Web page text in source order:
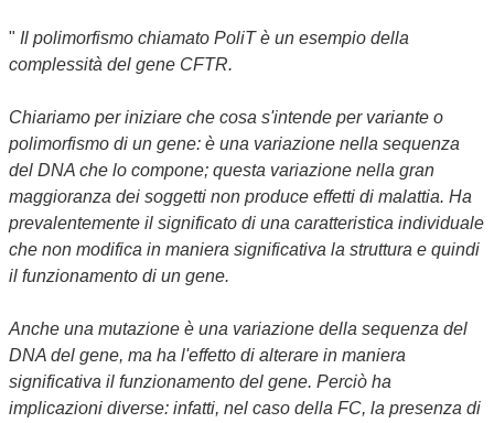
" Il polimorfismo chiamato PoliT è un esempio della
complessità del gene CFTR.
Chiariamo per iniziare che cosa s'intende per variante o
polimorfismo di un gene: è una variazione nella sequenza
del DNA che lo compone; questa variazione nella gran
maggioranza dei soggetti non produce effetti di malattia. Ha
prevalentemente il significato di una caratteristica individuale
che non modifica in maniera significativa la struttura e quindi
il funzionamento di un gene.
Anche una mutazione è una variazione della sequenza del
DNA del gene, ma ha l'effetto di alterare in maniera
significativa il funzionamento del gene. Perciò ha
implicazioni diverse: infatti, nel caso della FC, la presenza di